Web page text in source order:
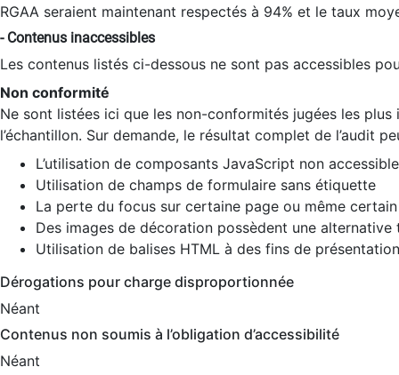
RGAA seraient maintenant respectés à 94% et le taux
- Contenus inaccessibles
Les contenus listés ci-dessous ne sont pas accessibles
Non conformité
Ne sont listées ici que les non-conformités jugées les
l’échantillon. Sur demande, le résultat complet de l’audit
L’utilisation de composants JavaScript non
Utilisation de champs de formulaire sans étiquette
La perte du focus sur certaine page ou même
Des images de décoration possèdent une alternative
Utilisation de balises HTML à des fins de
Dérogations pour charge disproportionnée
Néant
Contenus non soumis à l’obligation d’accessibilité
Néant